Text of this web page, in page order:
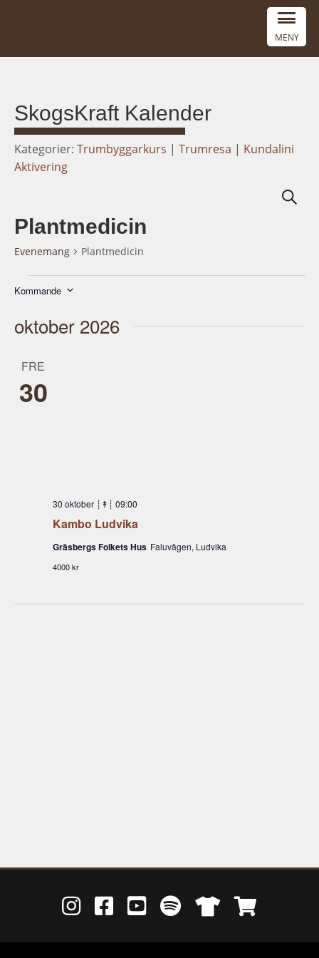
MENY
SkogsKraft Kalender
Kategorier: Trumbyggarkurs | Trumresa | Kundalini
Aktivering
Plantmedicin
Evenemang Plantmedicin
Evenemang
Kommande
datum.
oktober 2026
FRE
30
30 oktober ┊↟┊ 09:00
Kambo Ludvika
Gräsbergs Folkets Hus Faluvägen, Ludvika
4000 kr